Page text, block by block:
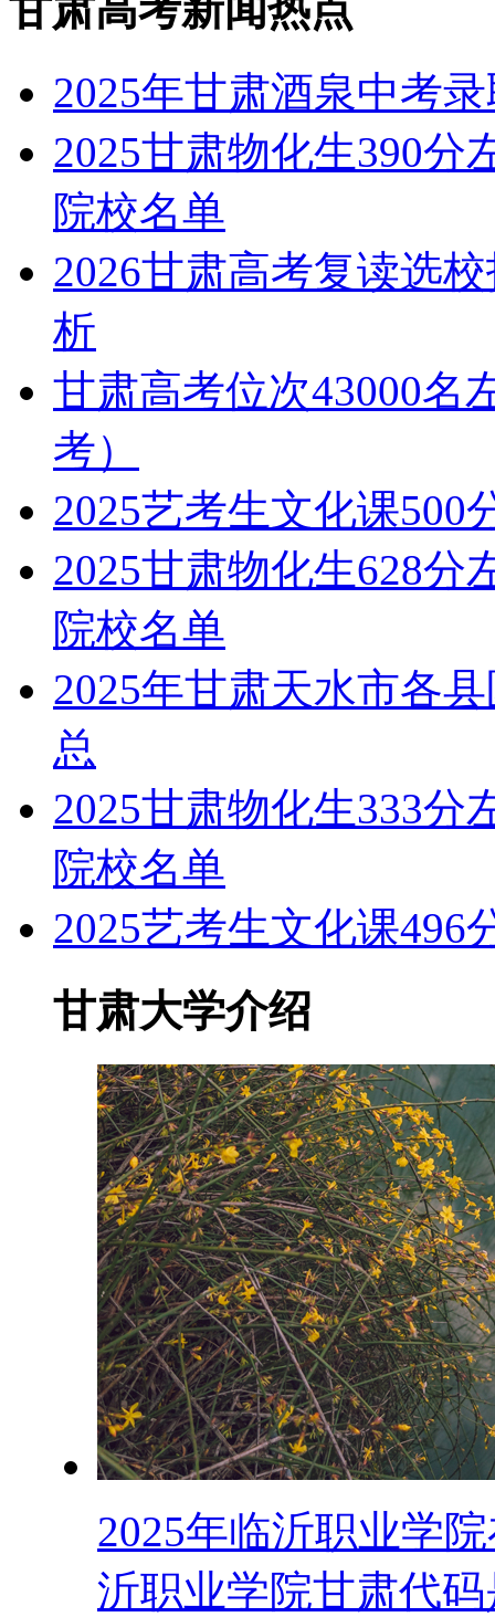
2025年甘肃酒泉中考
2025甘肃物化生390分
院校名单
2026甘肃高考复读选
析
甘肃高考位次43000名
考）
2025艺考生文化课500
2025甘肃物化生628分
院校名单
2025年甘肃天水市各
总
2025甘肃物化生333分
院校名单
2025艺考生文化课496
甘肃大学介绍
2025年临沂职业学
沂职业学院甘肃代